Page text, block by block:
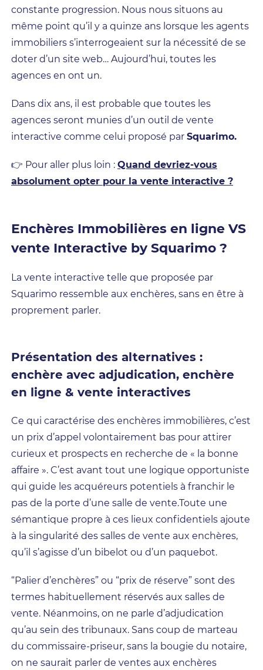
constante progression. Nous nous situons au
même point qu’il y a quinze ans lorsque les agents
immobiliers s’interrogeaient sur la nécessité de se
doter d’un site web… Aujourd’hui, toutes les
agences en ont un.
Dans dix ans, il est probable que toutes les
agences seront munies d’un outil de vente
interactive comme celui proposé par Squarimo.
👉 Pour aller plus loin : Quand devriez-vous
absolument opter pour la vente interactive ?
Enchères Immobilières en ligne VS
vente Interactive by Squarimo ?
La vente interactive telle que proposée par
Squarimo ressemble aux enchères, sans en être à
proprement parler.
Présentation des alternatives :
enchère avec adjudication, enchère
en ligne & vente interactives
Ce qui caractérise des enchères immobilières, c’est
un prix d’appel volontairement bas pour attirer
curieux et prospects en recherche de « la bonne
affaire ». C’est avant tout une logique opportuniste
qui guide les acquéreurs potentiels à franchir le
pas de la porte d’une salle de vente.Toute une
sémantique propre à ces lieux confidentiels ajoute
à la singularité des salles de vente aux enchères,
qu’il s’agisse d’un bibelot ou d’un paquebot.
“Palier d’enchères” ou “prix de réserve” sont des
termes habituellement réservés aux salles de
vente. Néanmoins, on ne parle d’adjudication
qu’au sein des tribunaux. Sans coup de marteau
du commissaire-priseur, sans la bougie du notaire,
on ne saurait parler de ventes aux enchères